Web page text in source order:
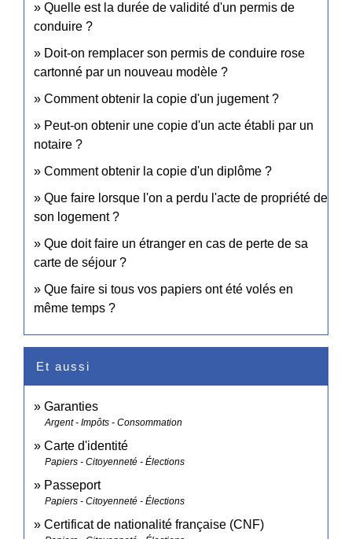
Quelle est la durée de validité d'un permis de
conduire ?
Doit-on remplacer son permis de conduire rose
cartonné par un nouveau modèle ?
Comment obtenir la copie d'un jugement ?
Peut-on obtenir une copie d'un acte établi par un
notaire ?
Comment obtenir la copie d'un diplôme ?
Que faire lorsque l'on a perdu l'acte de propriété de
son logement ?
Que doit faire un étranger en cas de perte de sa
carte de séjour ?
Que faire si tous vos papiers ont été volés en
même temps ?
Et aussi
Garanties
Argent - Impôts - Consommation
Carte d'identité
Papiers - Citoyenneté - Élections
Passeport
Papiers - Citoyenneté - Élections
Certificat de nationalité française (CNF)